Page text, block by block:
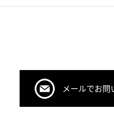
メールでお問